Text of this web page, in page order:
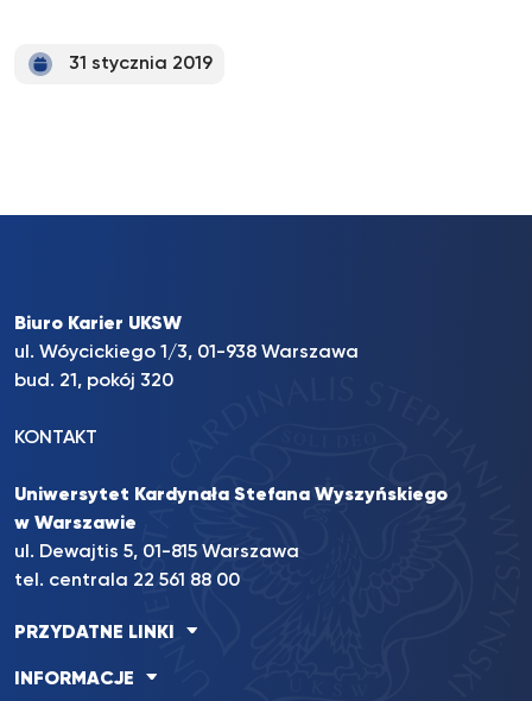
31 stycznia 2019
Biuro Karier UKSW
ul. Wóycickiego 1/3, 01-938 Warszawa
bud. 21, pokój 320
KONTAKT
Uniwersytet Kardynała Stefana Wyszyńskiego
w Warszawie
ul. Dewajtis 5, 01-815 Warszawa
tel. centrala 22 561 88 00
PRZYDATNE LINKI
INFORMACJE